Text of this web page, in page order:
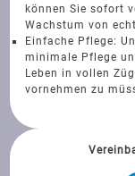
können Sie sofort
Wachstum von
Einfache Pflege:
minimale Pflege
Leben in vollen
vornehmen zu